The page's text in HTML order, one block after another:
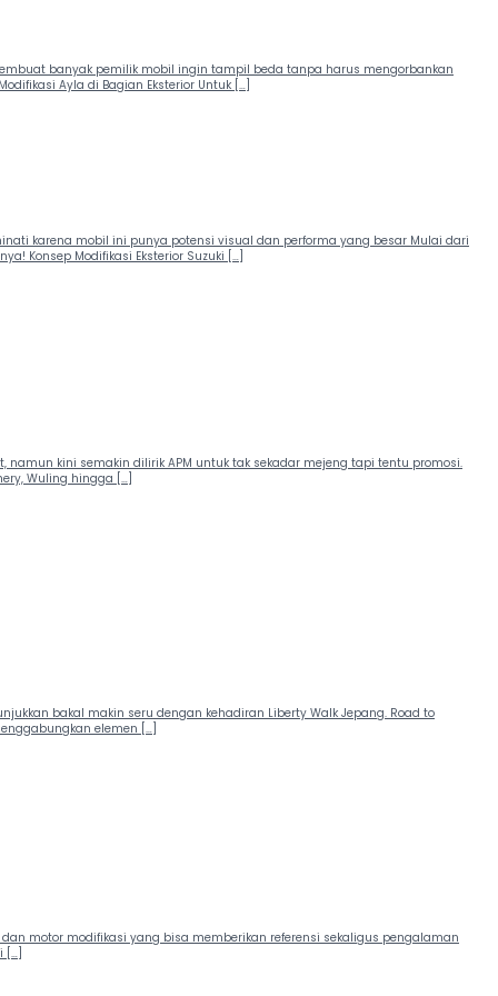
banyak pemilik mobil ingin tampil beda tanpa harus mengorbankan
Ayla di Bagian Eksterior Untuk […]
karena mobil ini punya potensi visual dan performa yang besar Mulai dari
Konsep Modifikasi Eksterior Suzuki […]
kini semakin dilirik APM untuk tak sekadar mejeng tapi tentu promosi.
Wuling hingga […]
bakal makin seru dengan kehadiran Liberty Walk Jepang. Road to
elemen […]
motor modifikasi yang bisa memberikan referensi sekaligus pengalaman
[…]